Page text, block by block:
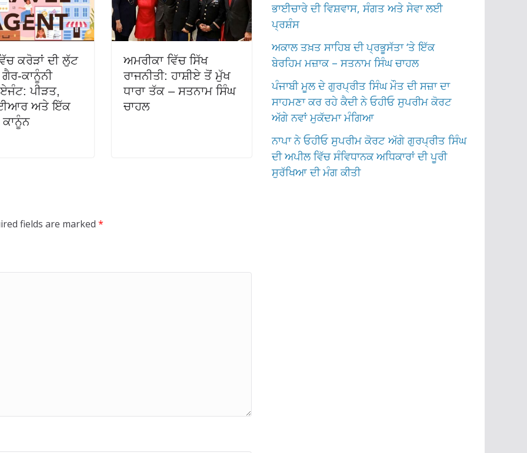
ਕਰੋੜਾਂ ਦੀ ਲੁੱਟ
ਕਾਨੂੰਨੀ
ਪੀੜਤ,
ਅਤੇ ਇੱਕ
ਅਮਰੀਕਾ ਵਿੱਚ ਸਿੱਖ
ਰਾਜਨੀਤੀ: ਹਾਸ਼ੀਏ ਤੋਂ ਮੁੱਖ
ਧਾਰਾ ਤੱਕ – ਸਤਨਾਮ ਸਿੰਘ
ਚਾਹਲ
fields are marked *
ਭਾਈਚਾਰੇ ਦੀ ਵਿਸ਼ਵਾਸ, ਸੰਗਤ ਅਤੇ ਸੇਵਾ ਲਈ
ਪ੍ਰਸ਼ੰਸ
ਅਕਾਲ ਤਖ਼ਤ ਸਾਹਿਬ ਦੀ ਪ੍ਰਭੂਸੱਤਾ ‘ਤੇ ਇੱਕ
ਬੇਰਹਿਮ ਮਜ਼ਾਕ – ਸਤਨਾਮ ਸਿੰਘ ਚਾਹਲ
ਪੰਜਾਬੀ ਮੂਲ ਦੇ ਗੁਰਪ੍ਰੀਤ ਸਿੰਘ ਮੌਤ ਦੀ ਸਜ਼ਾ ਦਾ
ਸਾਹਮਣਾ ਕਰ ਰਹੇ ਕੈਦੀ ਨੇ ਓਹੀਓ ਸੁਪਰੀਮ ਕੋਰਟ
ਅੱਗੇ ਨਵਾਂ ਮੁਕੱਦਮਾ ਮੰਗਿਆ
ਨਾਪਾ ਨੇ ਓਹੀਓ ਸੁਪਰੀਮ ਕੋਰਟ ਅੱਗੇ ਗੁਰਪ੍ਰੀਤ ਸਿੰਘ
ਦੀ ਅਪੀਲ ਵਿੱਚ ਸੰਵਿਧਾਨਕ ਅਧਿਕਾਰਾਂ ਦੀ ਪੂਰੀ
ਸੁਰੱਖਿਆ ਦੀ ਮੰਗ ਕੀਤੀ